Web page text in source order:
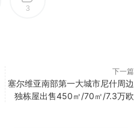
3
下一篇
塞尔维亚南部第一大城市尼什周边
独栋屋出售450㎡/70㎡/7.3万欧